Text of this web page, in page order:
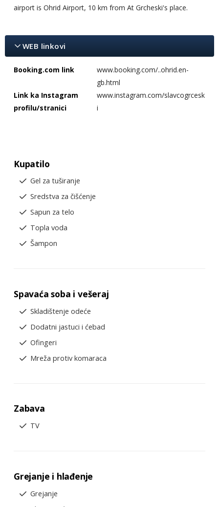
airport is Ohrid Airport, 10 km from At Grcheski's place.
WEB linkovi
Booking.com link
www.booking.com/..ohrid.en-
gb.html
Link ka Instagram
profilu/stranici
www.instagram.com/slavcogrcesk
i
Kupatilo
Gel za tuširanje
Sredstva za čišćenje
Sapun za telo
Topla voda
Šampon
Spavaća soba i vešeraj
Skladištenje odeće
Dodatni jastuci i ćebad
Ofingeri
Mreža protiv komaraca
Zabava
TV
Grejanje i hlađenje
Grejanje